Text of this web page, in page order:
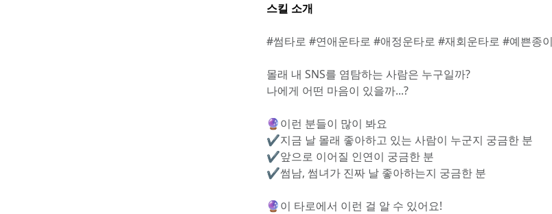
스킬 소개
#썸타로 #연애운타로 #애정운타로 #재회운타로 #예쁜종
몰래 내 SNS를 염탐하는 사람은 누구일까?
나에게 어떤 마음이 있을까...?
🔮이런 분들이 많이 봐요
✔︎지금 날 몰래 좋아하고 있는 사람이 누군지 궁금한 분
✔︎앞으로 이어질 인연이 궁금한 분
✔︎썸남, 썸녀가 진짜 날 좋아하는지 궁금한 분
🔮이 타로에서 이런 걸 알 수 있어요!